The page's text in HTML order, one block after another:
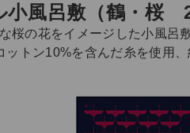
小風呂敷（鶴・桜
桜の花をイメージした小風呂
ットン10%を含んだ糸を使用、